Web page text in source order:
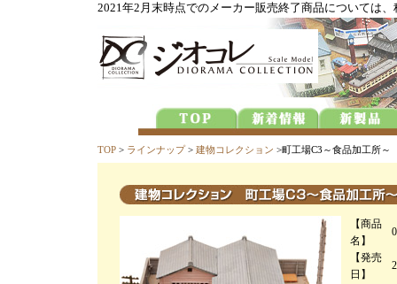
2021年2月末時点でのメーカー販売終了商品については
TOP > ラインナップ> 建物コレクション >町工場C3～食品加工所～
【商品
名】
【発売
日】